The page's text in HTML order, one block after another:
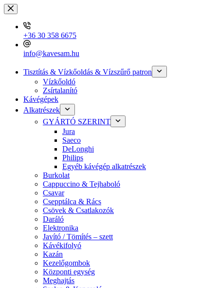
Skip
to
content
+36 30 358 6675
info@kavesam.hu
Tisztítás & Vízkőoldás & Vízszűrő patron
Vízkőoldó
Zsírtalanító
Kávégépek
Alkatrészek
GYÁRTÓ SZERINT
Jura
Saeco
DeLonghi
Philips
Egyéb kávégép alkatrészek
Burkolat
Cappuccino & Tejhaboló
Csavar
Csepptálca & Rács
Csövek & Csatlakozók
Daráló
Elektronika
Javító / Tömítés – szett
Kávékifolyó
Kazán
Kezelőgombok
Központi egység
Meghajtás